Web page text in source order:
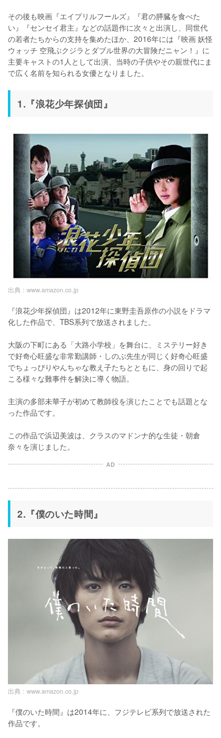
その後も映画『エイプリルフールズ』『君の膵臓を食べた
い』『センセイ君主』などの話題作に次々と出演し、同世代
の若者たちからの支持を集めたほか、2016年には『映画 妖怪
ウォッチ 空飛ぶクジラとダブル世界の大冒険だニャン！』に
主要キャストの1人として出演、当時の子供やその親世代にま
で広く名前を知られる女優となりました。
1.『浪花少年探偵団』
出典 : www.amazon.co.jp
『浪花少年探偵団』は2012年に東野圭吾原作の小説をドラマ
化した作品で、TBS系列で放送されました。
大阪の下町にある「大路小学校」を舞台に、ミステリー好き
で好奇心旺盛な非常勤講師・しのぶ先生が同じく好奇心旺盛
でちょっぴりやんちゃな教え子たちとともに、身の回りで起
こる様々な難事件を解決に導く物語。
主演の多部未華子が初めて教師役を演じたことでも話題とな
った作品です。
この作品で浜辺美波は、クラスのマドンナ的な生徒・朝倉
奈々を演じました。
AD
2.『僕のいた時間』
出典 : www.amazon.co.jp
『僕のいた時間』は2014年に、フジテレビ系列で放送された
作品です。